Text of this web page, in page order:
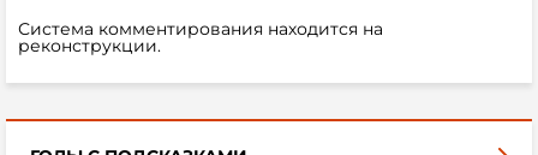
Система комментирования находится на
реконструкции.